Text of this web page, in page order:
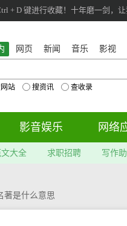
+ D 键进行收藏！十年磨一剑，让
网页 新闻 音乐 影视
站 搜资讯 查收录
影音娱乐 网络
文大全 求职招聘 写作
著是什么意思